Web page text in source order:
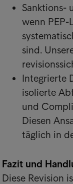
Sanktions-
wenn
sind.
Integrierte
isolierte
und
Diesen
täglich in
Fazit und
Diese Revision